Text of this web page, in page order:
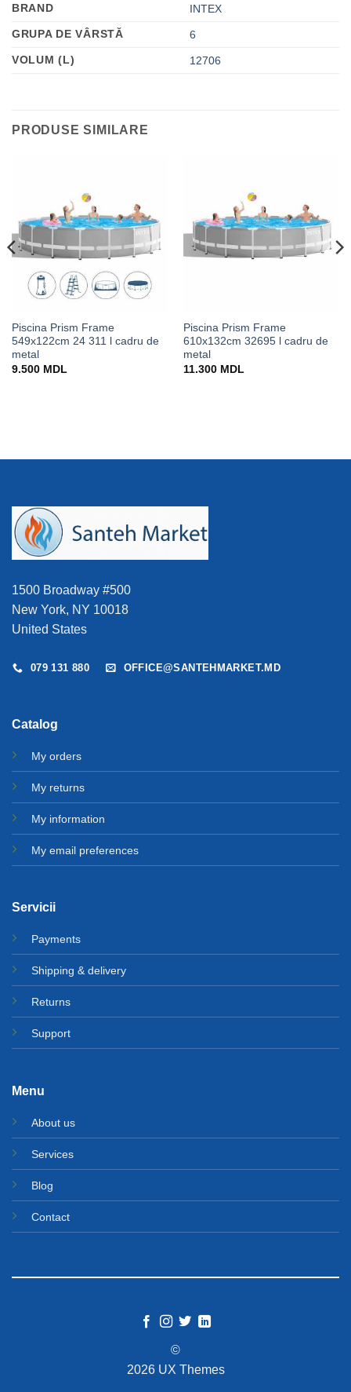
BRAND
INTEX
GRUPA DE VÂRSTĂ
6
VOLUM (L)
12706
PRODUSE SIMILARE
Piscina Prism Frame
549x122cm 24 311 l cadru de
metal
9.500 MDL
Piscina Prism Frame
610x132cm 32695 l cadru de
metal
11.300 MDL
1500 Broadway #500
New York, NY 10018
United States
079 131 880 OFFICE@SANTEHMARKET.MD
Catalog
My orders
My returns
My information
My email preferences
Servicii
Payments
Shipping & delivery
Returns
Support
Menu
About us
Services
Blog
Contact
©
2026 UX Themes